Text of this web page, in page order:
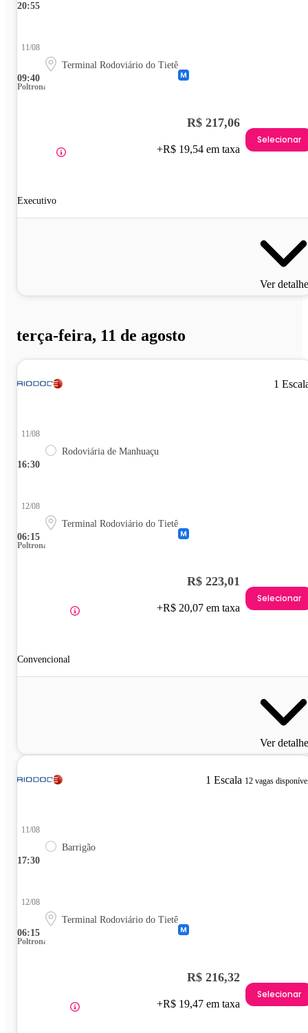
20:55
09:40
11/08
Terminal Rodoviário do Tietê
Poltrona
Executivo
R$ 217,06
+R$ 19,54 em taxa
Selecionar
Ver
terça-feira, 11 de agosto
1
16:30
11/08
Rodoviária de Manhuaçu
06:15
12/08
Terminal Rodoviário do Tietê
Poltrona
Convencional
R$ 223,01
+R$ 20,07 em taxa
Selecionar
Ver
1 Escala 12 vagas
17:30
11/08
Barrigão
06:15
12/08
Terminal Rodoviário do Tietê
Poltrona
R$ 216,32
+R$ 19,47 em taxa
Selecionar